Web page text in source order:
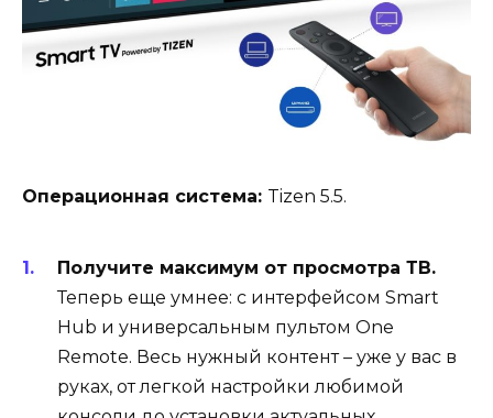
Операционная система: Tizen 5.5.
Получите максимум от просмотра ТВ.
Теперь еще умнее: с интерфейсом Smart
Hub и универсальным пультом One
Remote. Весь нужный контент – уже у вас в
руках, от легкой настройки любимой